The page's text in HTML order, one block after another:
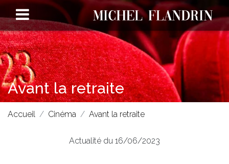
Avant la retraite
Accueil Cinéma Avant la retraite
Actualité du 16/06/2023